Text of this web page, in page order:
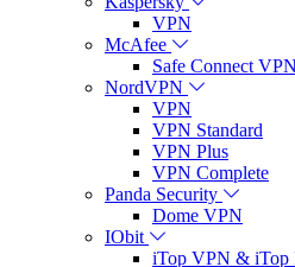
VPN
McAfee
Safe Connect VPN
NordVPN
VPN
VPN Standard
VPN Plus
VPN Complete
Panda Security
Dome VPN
IObit
iTop VPN & iTop